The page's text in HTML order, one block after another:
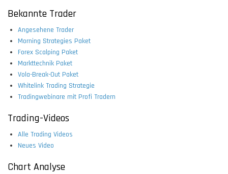
Bekannte Trader
Angesehene Trader
Morning Strategies Paket
Forex Scalping Paket
Markttechnik Paket
Vola-Break-Out Paket
Whitelink Trading Strategie
Tradingwebinare mit Profi Tradern
Trading-Videos
Alle Trading Videos
Neues Video
Chart Analyse